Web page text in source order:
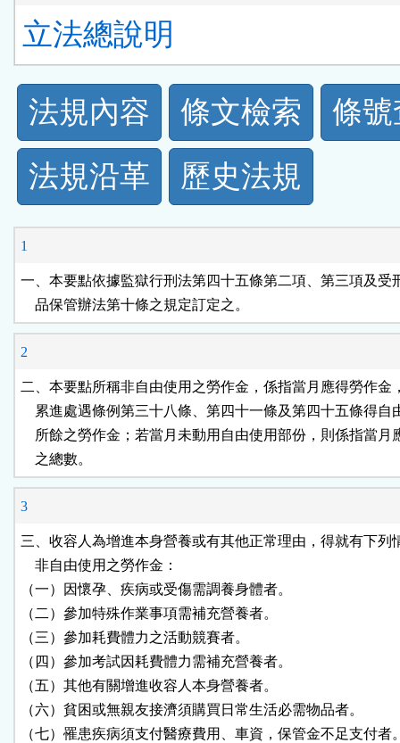
立法總說明
法
規
功
能
按
鈕
法規內容 條文檢索
條
法規沿革
歷史法規
1
一、本要點依據監獄行刑法第四十五條第二項、第三項及受
    品保管辦法第十條之規定訂定之。
2
二、本要點所稱非自由使用之勞作金，係指當月應得勞作金
累進處遇條例第三十八條、第四十一條及第四十五條得自
所餘之勞作金；若當月未動用自由使用部份，則係指當月
    之總數。
3
三、收容人為增進本身營養或有其他正常理由，得就有下列
    非自由使用之勞作金：
（一）因懷孕、疾病或受傷需調養身體者。
（二）參加特殊作業事項需補充營養者。
（三）參加耗費體力之活動競賽者。
（四）參加考試因耗費體力需補充營養者。
（五）其他有關增進收容人本身營養者。
（六）貧困或無親友接濟須購買日常生活必需物品者。
（七）罹患疾病須支付醫療費用、車資，保管金不足支付者